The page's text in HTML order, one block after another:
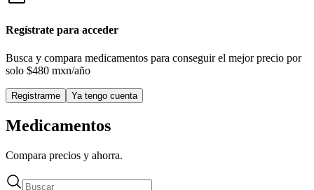
Regístrate para acceder
Busca y compara medicamentos para conseguir el mejor precio por
solo $480 mxn/año
Registrarme Ya tengo cuenta
Medicamentos
Compara precios y ahorra.